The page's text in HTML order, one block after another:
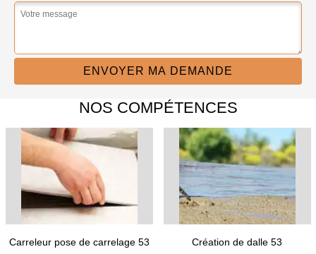
NOS COMPÉTENCES
Carreleur pose de carrelage 53 Création de dalle 53